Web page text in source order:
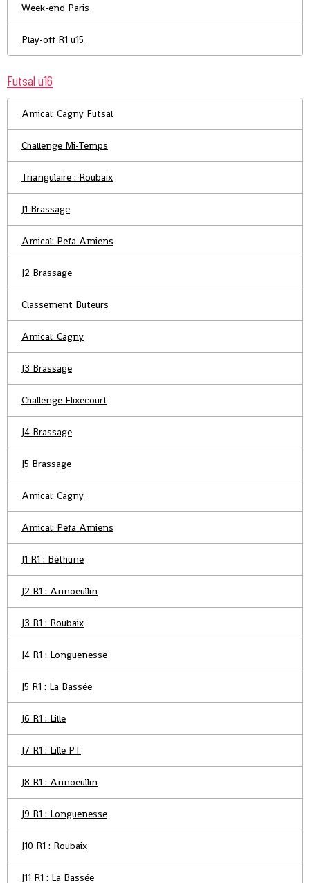
Week-end Paris
Play-off R1 u15
Futsal u16
Amical: Cagny Futsal
Challenge Mi-Temps
Triangulaire : Roubaix
J1 Brassage
Amical: Pefa Amiens
J2 Brassage
Classement Buteurs
Amical: Cagny
J3 Brassage
Challenge Flixecourt
J4 Brassage
J5 Brassage
Amical: Cagny
Amical: Pefa Amiens
J1 R1 : Béthune
J2 R1 : Annoeullin
J3 R1 : Roubaix
J4 R1 : Longuenesse
J5 R1 : La Bassée
J6 R1 : Lille
J7 R1 : Lille PT
J8 R1 : Annoeullin
J9 R1 : Longuenesse
J10 R1 : Roubaix
J11 R1 : La Bassée